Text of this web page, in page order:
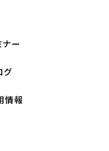
ナー
グ
情報